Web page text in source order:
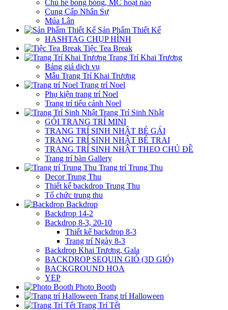
Chú hề bong bóng, MC hoạt náo
Cung Cấp Nhân Sự
Múa Lân
Sản Phẩm Thiết Kế
HASHTAG CHỤP HÌNH
Tiệc Tea Break
Trang Trí Khai Trương
Bảng giá dịch vụ
Mẫu Trang Trí Khai Trương
Trang trí Noel
Phụ kiện trang trí Noel
Trang trí tiểu cảnh Noel
Trang Trí Sinh Nhật
GÓI TRANG TRÍ MINI
TRANG TRÍ SINH NHẬT BÉ GÁI
TRANG TRÍ SINH NHẬT BÉ TRAI
TRANG TRÍ SINH NHẬT THEO CHỦ ĐỀ
Trang trí bàn Gallery
Trang trí Trung Thu
Decor Trung Thu
Thiết kế backdrop Trung Thu
Tổ chức trung thu
Backdrop
Backdrop 14-2
Backdrop 8-3, 20-10
Thiết kế backdrop 8-3
Trang trí Ngày 8-3
Backdrop Khai Trương, Gala
BACKDROP SEQUIN GIÓ (3D GIÓ)
BACKGROUND HOA
YEP
Photo Booth
Trang trí Halloween
Trang Trí Tết